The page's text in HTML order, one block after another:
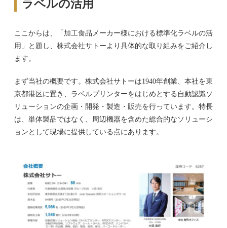
ラベルの活用
ここからは、「加工食品メーカー様における標準化ラベルの活
用」と題し、株式会社サトーより具体的な取り組みをご紹介し
ます。
まず当社の概要です。株式会社サトーは1940年創業、本社を東
京都港区に置き、ラベルプリンターをはじめとする自動認識ソ
リューションの企画・開発・製造・販売を行っています。特長
は、単体製品ではなく、周辺機器を含めた総合的なソリューシ
ョンとして現場に提供している点にあります。